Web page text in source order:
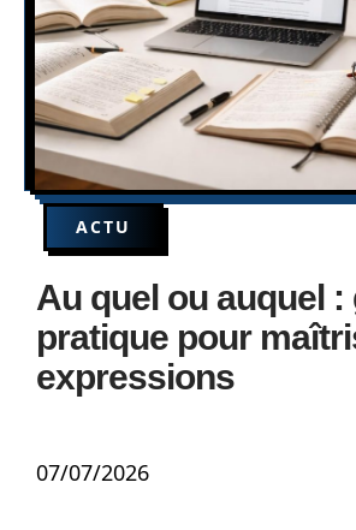
ACTU
Au quel ou auquel :
pratique pour
expressions
07/07/2026